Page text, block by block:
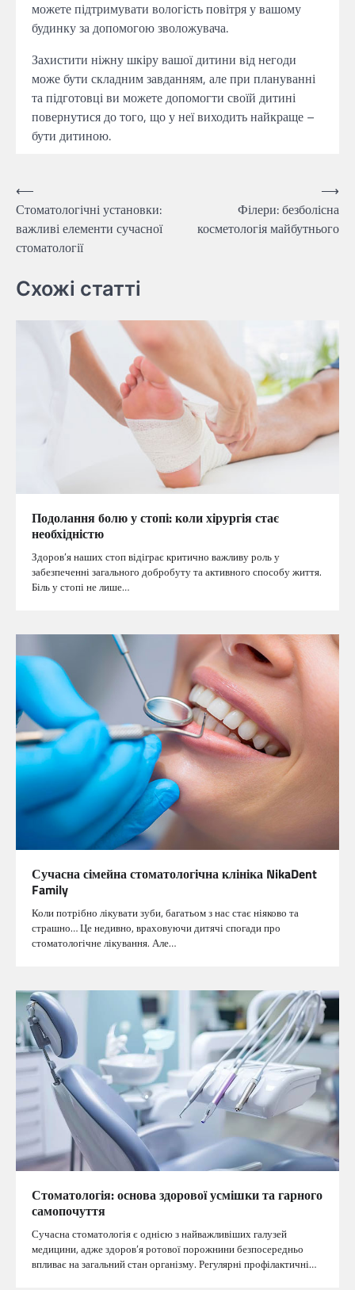
можете підтримувати вологість повітря у вашому
будинку за допомогою зволожувача.
Захистити ніжну шкіру вашої дитини від негоди
може бути складним завданням, але при плануванні
та підготовці ви можете допомогти своїй дитині
повернутися до того, що у неї виходить найкраще –
бути дитиною.
Навігація
записів
⟵
Стоматологічні установки:
важливі елементи сучасної
стоматології
Філери: безболісна
косметологія майбутнього
⟶
Схожі статті
Подолання болю у стопі: коли хірургія стає
необхідністю
Здоров’я наших стоп відіграє критично важливу роль у
забезпеченні загального добробуту та активного способу життя.
Біль у стопі не лише…
Сучасна сімейна стоматологічна клініка NikaDent
Family
Коли потрібно лікувати зуби, багатьом з нас стає ніяково та
страшно… Це недивно, враховуючи дитячі спогади про
стоматологічне лікування. Але…
Стоматологія: основа здорової усмішки та гарного
самопочуття
Сучасна стоматологія є однією з найважливіших галузей
медицини, адже здоров’я ротової порожнини безпосередньо
впливає на загальний стан організму. Регулярні профілактичні…